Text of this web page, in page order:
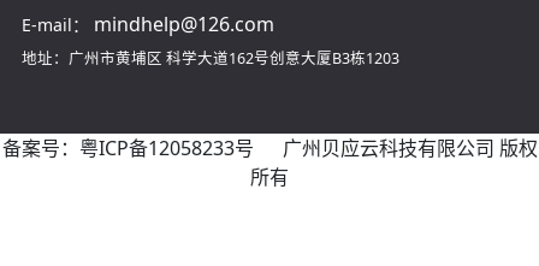
E-mail：
mindhelp@126.com
地址：广州市黄埔区 科学大道162号创意大厦B3栋1203
备案号： 粤ICP备12058233号 广州贝应云科技有限公司 版权
所有